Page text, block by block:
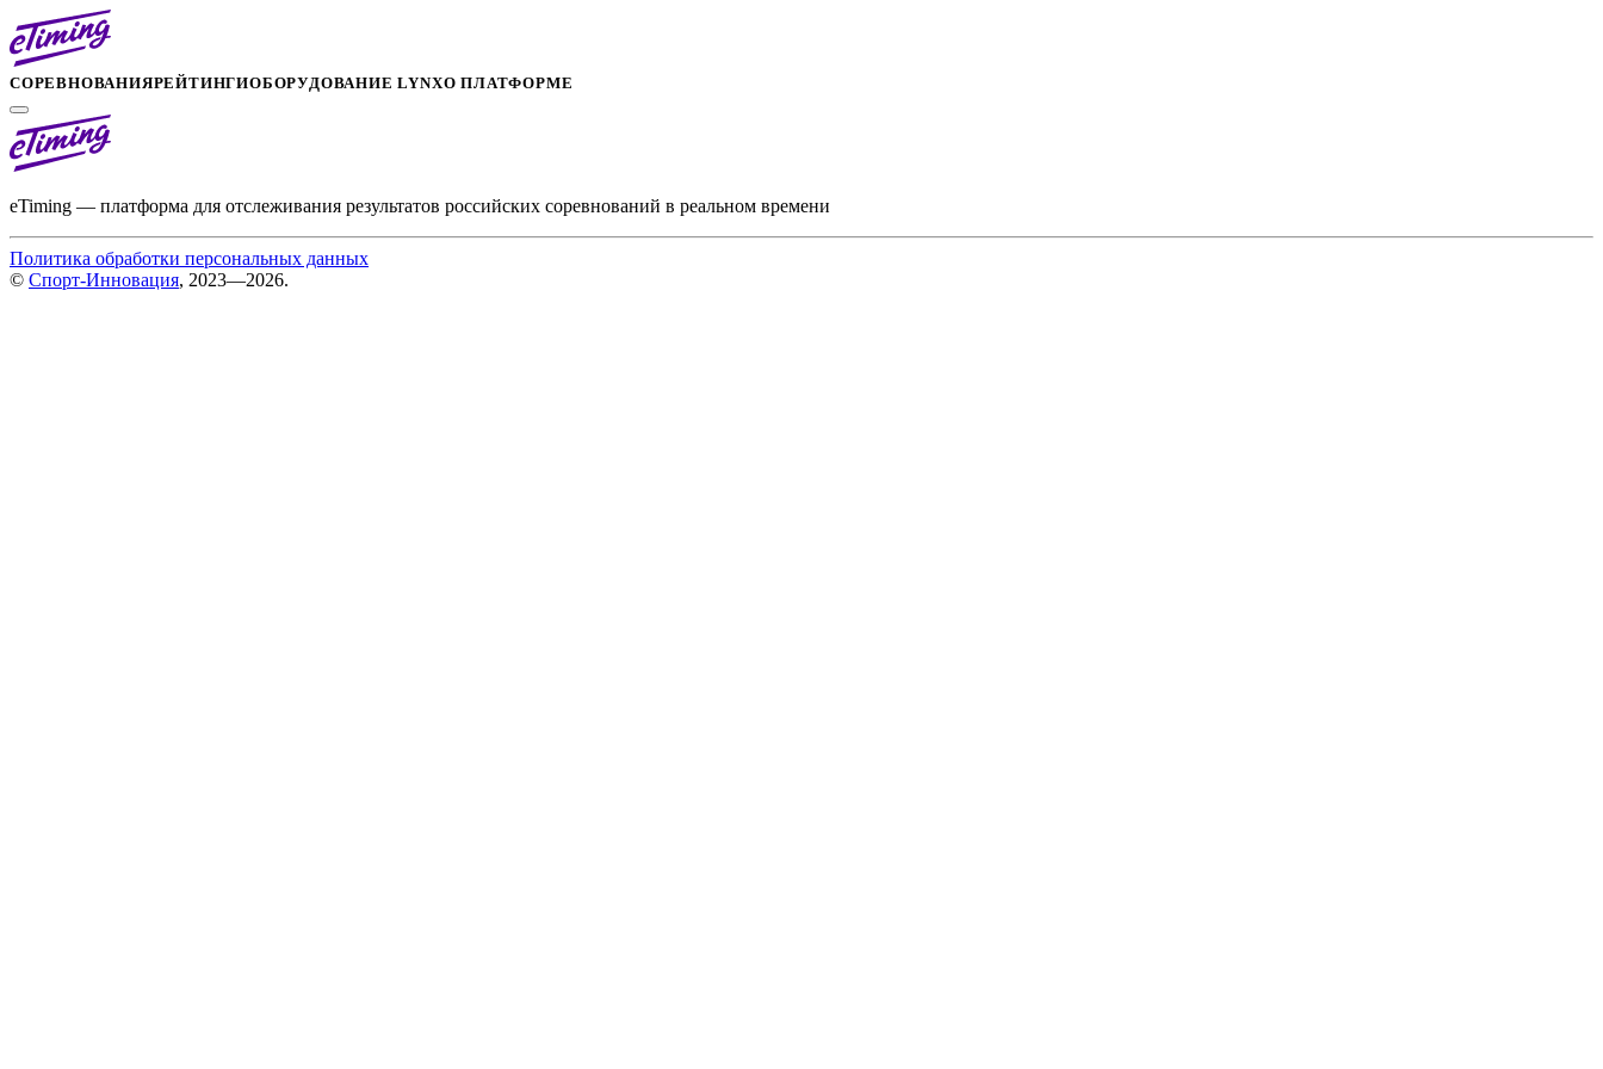
СОРЕВНОВАНИЯРЕЙТИНГИОБОРУДОВАНИЕ LYNXО ПЛАТФОРМЕ
eTiming — платформа для отслеживания результатов российских соревнований в реальном времени
Политика обработки персональных данных
© Спорт-Инновация, 2023—2026.